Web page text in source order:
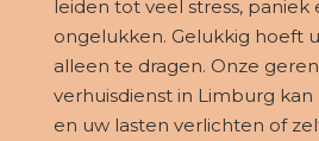
leiden tot veel stress, paniek
ongelukken. Gelukkig hoeft
alleen te dragen. Onze
verhuisdienst in Limburg
en uw lasten verlichten of